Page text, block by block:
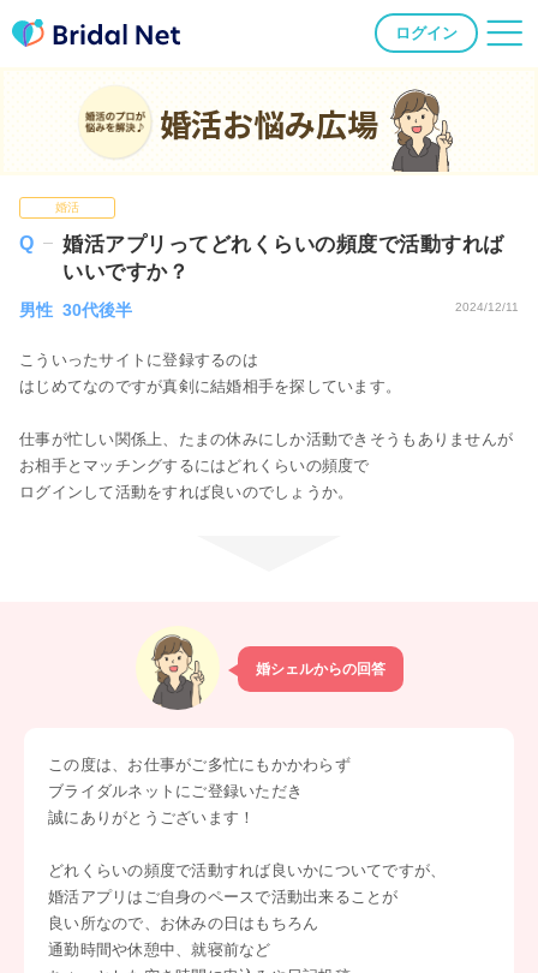
ログイン
婚活お悩み広場
婚活
婚活アプリってどれくらいの頻度で活動すれば
いいですか？
男性 30代後半 2024/12/11
こういったサイトに登録するのは
はじめてなのですが真剣に結婚相手を探しています。
仕事が忙しい関係上、たまの休みにしか活動できそうもありませんが
お相手とマッチングするにはどれくらいの頻度で
ログインして活動をすれば良いのでしょうか。
婚シェルからの回答
この度は、お仕事がご多忙にもかかわらず
ブライダルネットにご登録いただき
誠にありがとうございます！
どれくらいの頻度で活動すれば良いかについてですが、
婚活アプリはご自身のペースで活動出来ることが
良い所なので、お休みの日はもちろん
通勤時間や休憩中、就寝前など